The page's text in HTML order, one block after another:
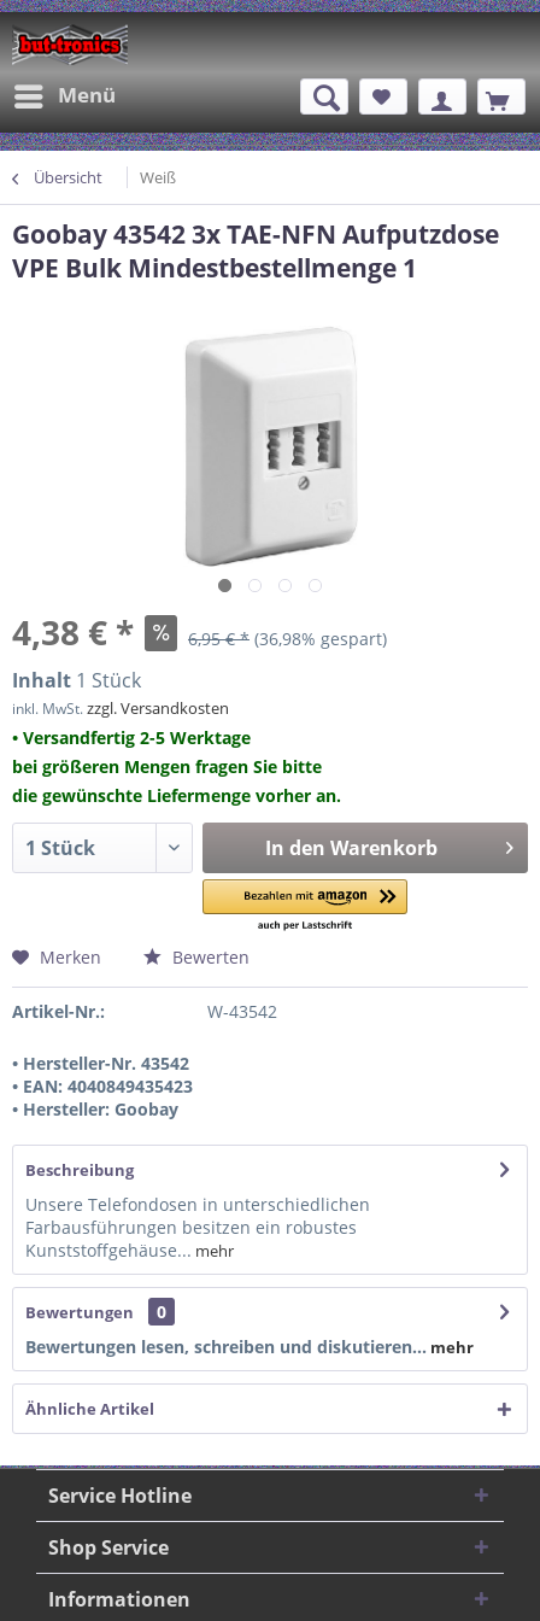
Menü
Übersicht Weiß
Goobay 43542 3x TAE-NFN Aufputzdose
VPE Bulk Mindestbestellmenge 1
4,38 € * 6,95 € * (36,98% gespart)
Inhalt 1 Stück
inkl. MwSt.zzgl. Versandkosten
• Versandfertig 2-5 Werktage
bei größeren Mengen fragen Sie bitte
die gewünschte Liefermenge vorher an.
In den Warenkorb
Merken Bewerten
Artikel-Nr.: W-43542
• Hersteller-Nr. 43542
• EAN: 4040849435423
• Hersteller: Goobay
Beschreibung
Unsere Telefondosen in unterschiedlichen
Farbausführungen besitzen ein robustes
Kunststoffgehäuse... mehr
Bewertungen
0
Bewertungen lesen, schreiben und diskutieren... mehr
Ähnliche Artikel
Service Hotline
Shop Service
Informationen